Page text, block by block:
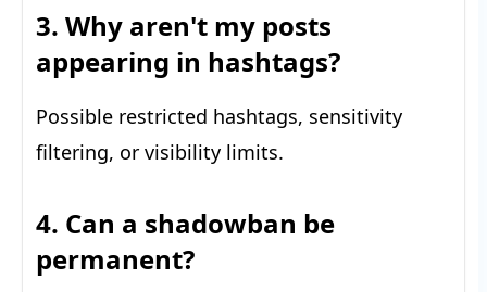
3. Why aren't my posts
appearing in hashtags?
Possible restricted hashtags, sensitivity
filtering, or visibility limits.
4. Can a shadowban be
permanent?